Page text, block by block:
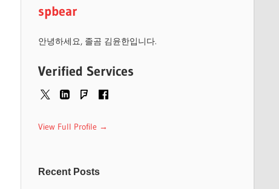
spbear
안녕하세요, 졸곰 김윤한입니다.
Verified Services
View Full Profile →
Recent Posts